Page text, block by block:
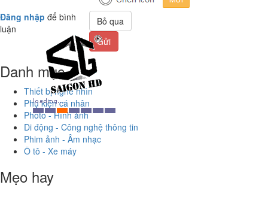
Đăng nhập để bình
luận
Bỏ qua
Gửi
Danh mục
Thiết bị nghe nhìn
Phụ kiện cá nhân
Photo - Hình ảnh
Di động - Công nghệ thông tin
Phim ảnh - Âm nhạc
Ô tô - Xe máy
Mẹo hay